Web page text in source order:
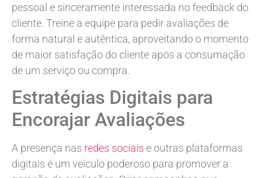
pessoal e sinceramente interessada no feedback do
cliente. Treine a equipe para pedir avaliações de
forma natural e autêntica, aproveitando o momento
de maior satisfação do cliente após a consumação
de um serviço ou compra.
Estratégias Digitais para
Encorajar Avaliações
A presença nas redes sociais e outras plataformas
digitais é um veículo poderoso para promover a